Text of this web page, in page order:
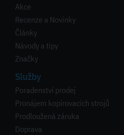
Akce
Recenze a Novinky
Články
Návody a tipy
Značky
Služby
Poradenství prodej
Pronájem kopírovacích strojů
Prodloužená záruka
Doprava